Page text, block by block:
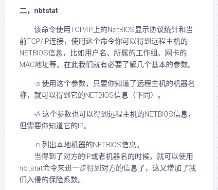
二，nbtstat
该命令使用TCP/IP上的NetBIOS显示协议统计和当
前TCP/IP连接，使用这个命令你可以得到远程主机的
NETBIOS信息，比如用户名、所属的工作组、网卡的
MAC地址等。在此我们就有必要了解几个基本的参数。
-a 使用这个参数，只要你知道了远程主机的机器名
称，就可以得到它的NETBIOS信息（下同）。
-A 这个参数也可以得到远程主机的NETBIOS信息，
但需要你知道它的IP。
-n 列出本地机器的NETBIOS信息。
当得到了对方的IP或者机器名的时候，就可以使用
nbtstat命令来进一步得到对方的信息了，这又增加了我
们入侵的保险系数。